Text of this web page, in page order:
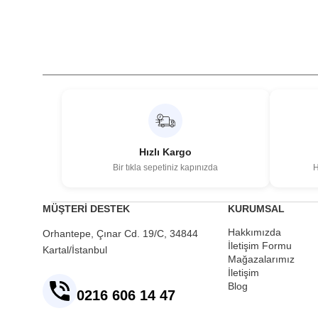
Hızlı Kargo
Bir tıkla sepetiniz kapınızda
MÜŞTERİ DESTEK
Orhantepe, Çınar Cd. 19/C, 34844
Kartal/İstanbul
0216 606 14 47
KURUMSAL
Hakkımızda
İletişim Formu
Mağazalarımız
İletişim
Blog